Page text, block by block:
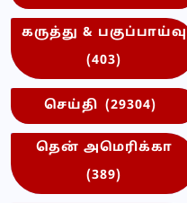
கருத்து & பகுப்பாய்வு
(403)
செய்தி (29304)
தென் அமெரிக்கா
(389)